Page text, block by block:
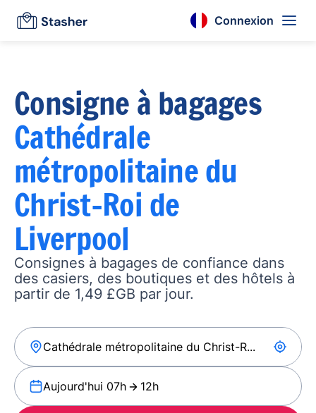
Connexion
Consigne à bagages
Cathédrale
métropolitaine du
Christ-Roi de
Liverpool
Consignes à bagages de confiance dans
des casiers, des boutiques et des hôtels à
partir de 1,49 £GB par jour.
Aujourd'hui 07h 12h